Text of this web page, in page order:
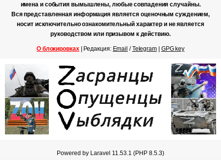
имена и события вымышлены, любые совпадения случайны.
Вся представленная информация является оценочным суждением,
носит исключительно ознакомительный характер и не является
руководством или призывом к действию.
О блокировках| Редакция: Email /Telegram| GPG key
Powered by Laravel 11.53.1 (PHP 8.5.3)